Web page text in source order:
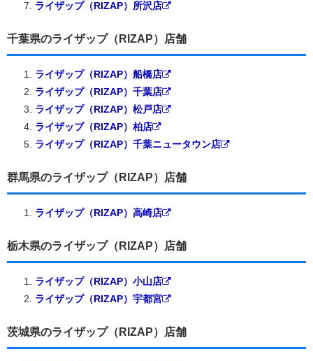
ライザップ（RIZAP）所沢店
千葉県のライザップ（RIZAP）店舗
ライザップ（RIZAP）船橋店
ライザップ（RIZAP）千葉店
ライザップ（RIZAP）松戸店
ライザップ（RIZAP）柏店
ライザップ（RIZAP）千葉ニュータウン店
群馬県のライザップ（RIZAP）店舗
ライザップ（RIZAP）高崎店
栃木県のライザップ（RIZAP）店舗
ライザップ（RIZAP）小山店
ライザップ（RIZAP）宇都宮
茨城県のライザップ（RIZAP）店舗